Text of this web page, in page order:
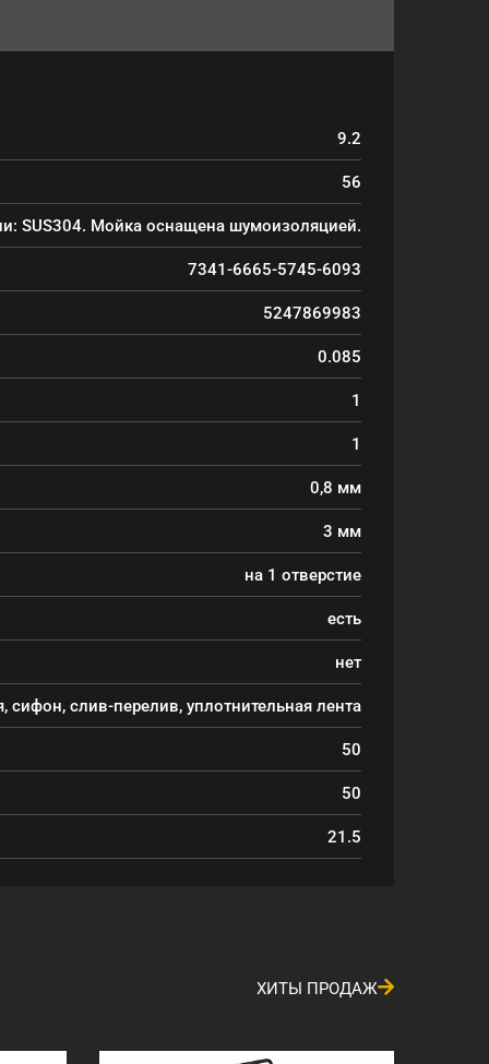
9.2
56
SUS304. Мойка оснащена шумоизоляцией.
7341-6665-5745-6093
5247869983
0.085
1
1
0,8 мм
3 мм
на 1 отверстие
есть
нет
сифон, слив-перелив, уплотнительная лента
50
50
21.5
ХИТЫ ПРОДАЖ